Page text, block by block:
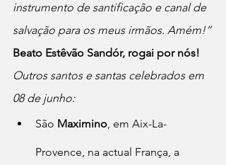
instrumento de santificação e canal de
salvação para os meus irmãos. Amém!”
Beato Estêvão Sandór, rogai por nós!
Outros santos e santas celebrados em
08 de junho:
São Maximino, em Aix-La-
Provence, na actual França, a